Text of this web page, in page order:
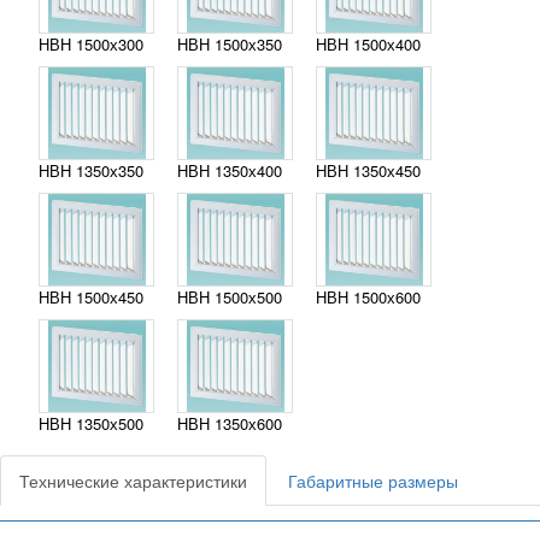
НВН 1500х300
НВН 1350х350
НВН 1500х350
НВН 1350х400
НВН 1500х400
НВН 1350х450
НВН 1500х450
НВН 1350х500
НВН 1500х500
НВН 1350х600
НВН 1500х600
Технические характеристики Габаритные размеры